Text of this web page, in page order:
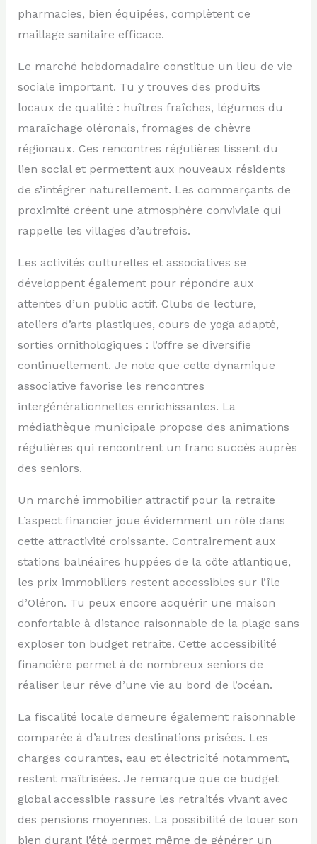
pharmacies, bien équipées, complètent ce
maillage sanitaire efficace.
Le marché hebdomadaire constitue un lieu de vie
sociale important. Tu y trouves des produits
locaux de qualité : huîtres fraîches, légumes du
maraîchage oléronais, fromages de chèvre
régionaux. Ces rencontres régulières tissent du
lien social et permettent aux nouveaux résidents
de s’intégrer naturellement. Les commerçants de
proximité créent une atmosphère conviviale qui
rappelle les villages d’autrefois.
Les activités culturelles et associatives se
développent également pour répondre aux
attentes d’un public actif. Clubs de lecture,
ateliers d’arts plastiques, cours de yoga adapté,
sorties ornithologiques : l’offre se diversifie
continuellement. Je note que cette dynamique
associative favorise les rencontres
intergénérationnelles enrichissantes. La
médiathèque municipale propose des animations
régulières qui rencontrent un franc succès auprès
des seniors.
Un marché immobilier attractif pour la retraite
L’aspect financier joue évidemment un rôle dans
cette attractivité croissante. Contrairement aux
stations balnéaires huppées de la côte atlantique,
les prix immobiliers restent accessibles sur l’île
d’Oléron. Tu peux encore acquérir une maison
confortable à distance raisonnable de la plage sans
exploser ton budget retraite. Cette accessibilité
financière permet à de nombreux seniors de
réaliser leur rêve d’une vie au bord de l’océan.
La fiscalité locale demeure également raisonnable
comparée à d’autres destinations prisées. Les
charges courantes, eau et électricité notamment,
restent maîtrisées. Je remarque que ce budget
global accessible rassure les retraités vivant avec
des pensions moyennes. La possibilité de louer son
bien durant l’été permet même de générer un